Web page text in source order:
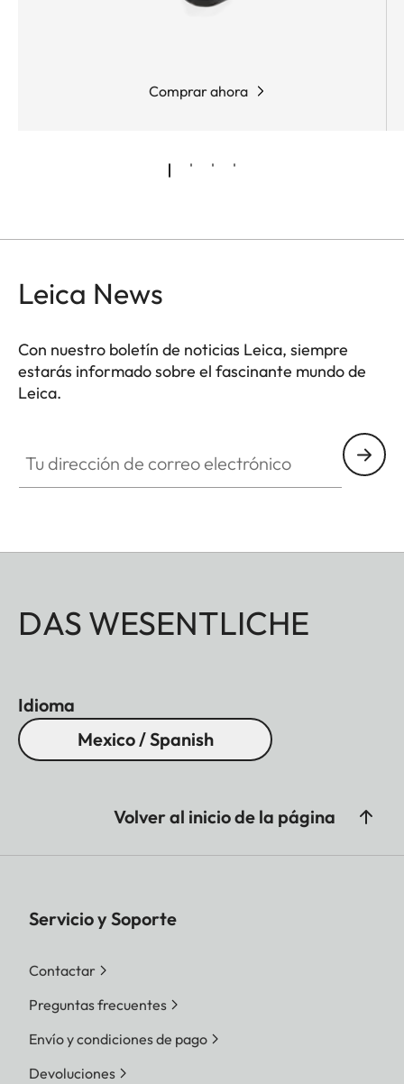
Comprar ahora
Leica News
Con nuestro boletín de noticias Leica, siempre
estarás informado sobre el fascinante mundo de
Leica.
DAS WESENTLICHE
Idioma
Mexico / Spanish
Volver al inicio de la página
Servicio y Soporte
Contactar
Preguntas frecuentes
Envío y condiciones de pago
Devoluciones